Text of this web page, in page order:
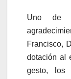
Uno de
Francisco,
dotación al
gesto, los